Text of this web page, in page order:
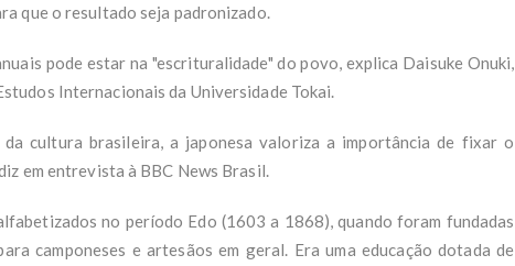
que o resultado seja padronizado.
pode estar na "escrituralidade" do povo, explica Daisuke Onuki,
Internacionais da Universidade Tokai.
da cultura brasileira, a japonesa valoriza a importância de fixar o
em entrevista à BBC News Brasil.
no período Edo (1603 a 1868), quando foram fundadas
camponeses e artesãos em geral. Era uma educação dotada de